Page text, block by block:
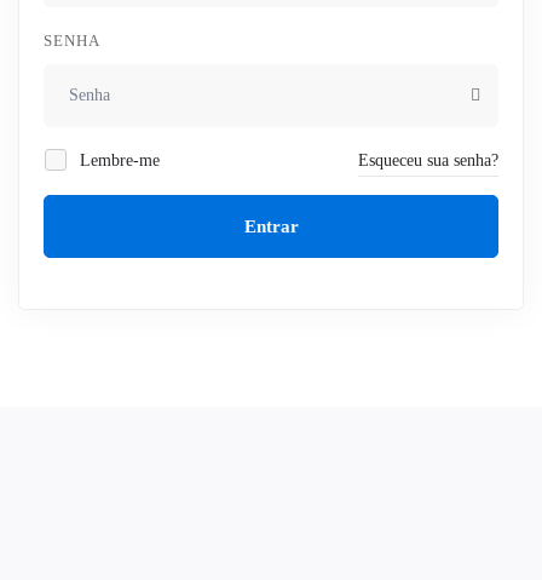
SENHA
Lembre-me Esqueceu sua senha?
Entrar